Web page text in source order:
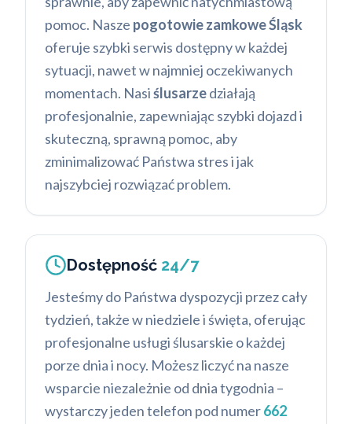
pomoc. Nasze pogotowie zamkowe Śląsk
oferuje szybki serwis dostępny w każdej
sytuacji, nawet w najmniej oczekiwanych
momentach. Nasiślusarzedziałają
profesjonalnie, zapewniając szybki dojazd i
skuteczną, sprawną pomoc, aby
zminimalizować Państwa stres i jak
najszybciej rozwiązać problem.
Dostępność 24/7
Jesteśmy do Państwa dyspozycji przez cały
tydzień, także w niedziele i święta, oferując
profesjonalne usługi ślusarskie o każdej
porze dnia i nocy. Możesz liczyć na nasze
wsparcie niezależnie od dnia tygodnia –
wystarczy jeden telefon pod numer662